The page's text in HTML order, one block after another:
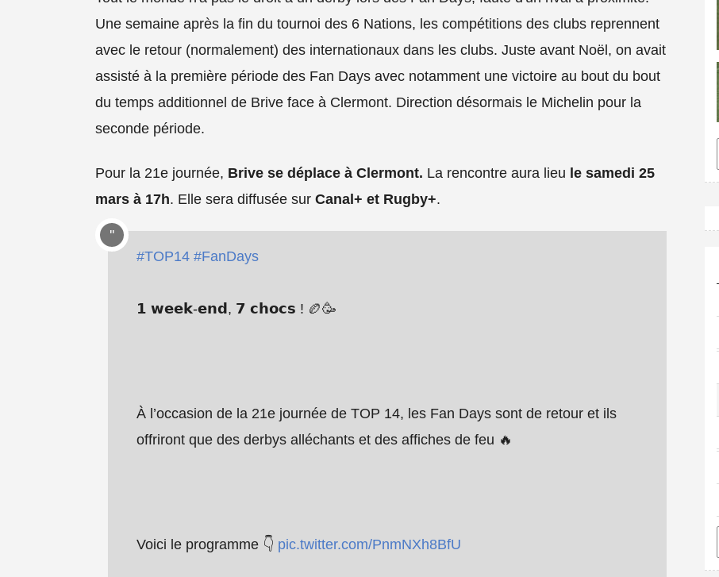
Une semaine après la fin du tournoi des 6 Nations, les compétitions des clubs reprennent
avec le retour (normalement) des internationaux dans les clubs. Juste avant Noël, on avait
assisté à la première période des Fan Days avec notamment une victoire au bout du bout
du temps additionnel de Brive face à Clermont. Direction désormais le Michelin pour la
seconde période.
Pour la 21e journée, Brive se déplace à Clermont. La rencontre aura lieu le samedi 25
mars à 17h. Elle sera diffusée sur Canal+ et Rugby+.
#TOP14 #FanDays
𝟭 𝘄𝗲𝗲𝗸-𝗲𝗻𝗱, 𝟳 𝗰𝗵𝗼𝗰𝘀 ! 🏉🥳
À l’occasion de la 21e journée de TOP 14, les Fan Days sont de retour et ils
offriront que des derbys alléchants et des affiches de feu 🔥
Voici le programme 👇 pic.twitter.com/PnmNXh8BfU